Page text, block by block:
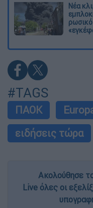
Νέα
#TAGS
ΠΑΟΚ
ειδήσεις τώρα
Ακολούθησε
Live όλες οι